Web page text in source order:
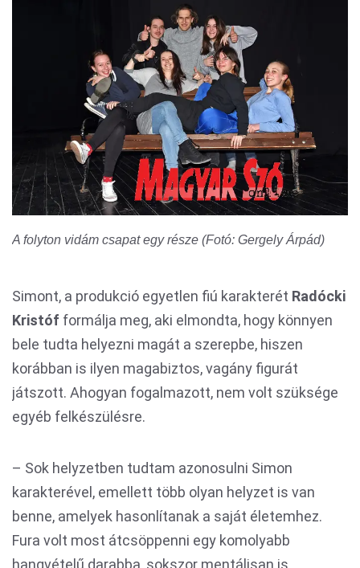
A folyton vidám csapat egy része (Fotó: Gergely Árpád)
Simont, a produkció egyetlen fiú karakterét Radócki
Kristóf formálja meg, aki elmondta, hogy könnyen
bele tudta helyezni magát a szerepbe, hiszen
korábban is ilyen magabiztos, vagány figurát
játszott. Ahogyan fogalmazott, nem volt szüksége
egyéb felkészülésre.
– Sok helyzetben tudtam azonosulni Simon
karakterével, emellett több olyan helyzet is van
benne, amelyek hasonlítanak a saját életemhez.
Fura volt most átcsöppenni egy komolyabb